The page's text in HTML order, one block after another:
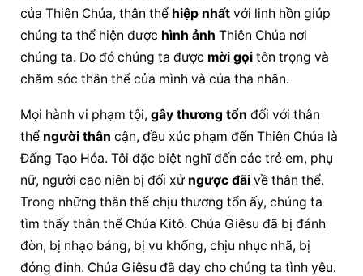
của Thiên Chúa, thân thể hiệp nhất với linh hồn giúp
chúng ta thể hiện được hình ảnh Thiên Chúa nơi
chúng ta. Do đó chúng ta được mời gọi tôn trọng và
chăm sóc thân thể của mình và của tha nhân.
Mọi hành vi phạm tội, gây thương tổn đối với thân
thể người thân cận, đều xúc phạm đến Thiên Chúa là
Đấng Tạo Hóa. Tôi đặc biệt nghĩ đến các trẻ em, phụ
nữ, người cao niên bị đối xử ngược đãi về thân thể.
Trong những thân thể chịu thương tổn ấy, chúng ta
tìm thấy thân thể Chúa Kitô. Chúa Giêsu đã bị đánh
đòn, bị nhạo báng, bị vu khống, chịu nhục nhã, bị
đóng đinh. Chúa Giêsu đã dạy cho chúng ta tình yêu.